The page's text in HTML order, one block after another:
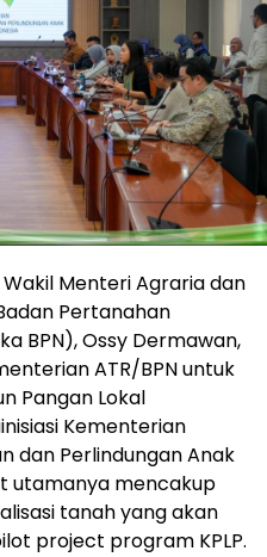
Wakil Menteri Agraria dan
Pertanahan
BPN), Ossy Dermawan,
ATR/BPN untuk
Pangan Lokal
Kementerian
dan Perlindungan Anak
utamanya mencakup
tanah yang akan
project program KPLP.